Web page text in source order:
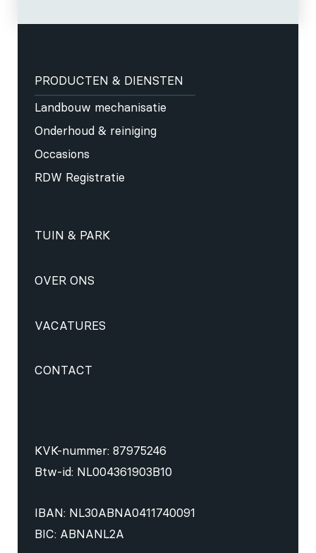
PRODUCTEN & DIENSTEN
Landbouw mechanisatie
Onderhoud & reiniging
Occasions
RDW Registratie
TUIN & PARK
OVER ONS
VACATURES
CONTACT
KVK-nummer: 87975246
Btw-id: NL004361903B10
IBAN: NL30ABNA0411740091
BIC: ABNANL2A